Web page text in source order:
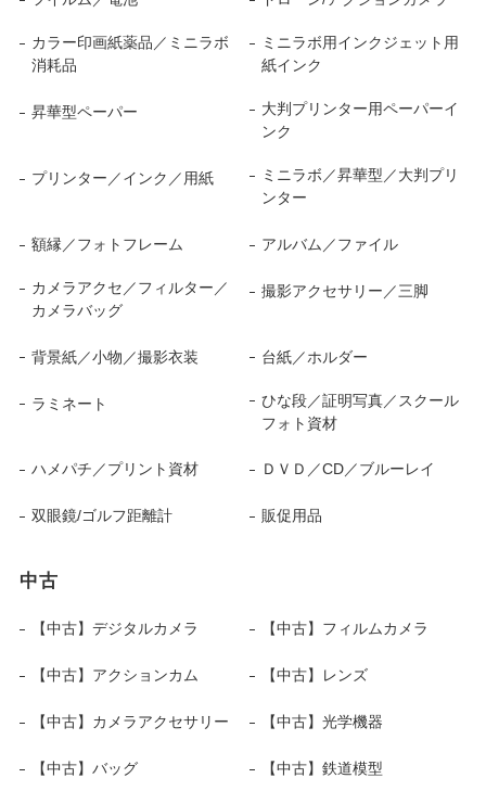
カラー印画紙薬品／ミニラボ
消耗品
ミニラボ用インクジェット用
紙インク
昇華型ペーパー
大判プリンター用ペーパーイ
ンク
プリンター／インク／用紙
ミニラボ／昇華型／大判プリ
ンター
額縁／フォトフレーム アルバム／ファイル
カメラアクセ／フィルター／
カメラバッグ
撮影アクセサリー／三脚
背景紙／小物／撮影衣装 台紙／ホルダー
ラミネート
ひな段／証明写真／スクール
フォト資材
ハメパチ／プリント資材 ＤＶＤ／CD／ブルーレイ
双眼鏡/ゴルフ距離計 販促用品
中古
【中古】デジタルカメラ 【中古】フィルムカメラ
【中古】アクションカム 【中古】レンズ
【中古】カメラアクセサリー 【中古】光学機器
【中古】バッグ 【中古】鉄道模型